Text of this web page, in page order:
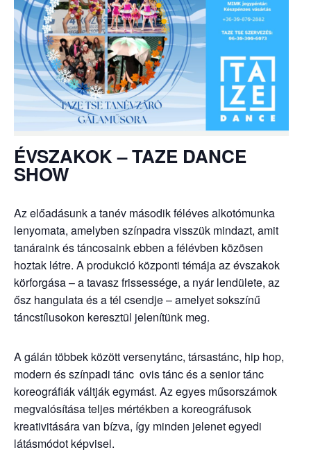
ÉVSZAKOK – TAZE DANCE
SHOW
Az előadásunk a tanév második féléves alkotómunka
lenyomata, amelyben színpadra visszük mindazt, amit
tanáraink és táncosaink ebben a félévben közösen
hoztak létre. A produkció központi témája az évszakok
körforgása – a tavasz frissessége, a nyár lendülete, az
ősz hangulata és a tél csendje – amelyet sokszínű
táncstílusokon keresztül jelenítünk meg.
A gálán többek között versenytánc, társastánc, hip hop,
modern és színpadi tánc ovis tánc és a senior tánc
koreográfiák váltják egymást. Az egyes műsorszámok
megvalósítása teljes mértékben a koreográfusok
kreativitására van bízva, így minden jelenet egyedi
látásmódot képvisel.